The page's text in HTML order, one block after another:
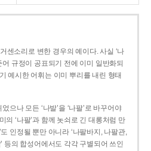
센소리로 변한 경우의 예이다. 사실 ‘나
어 규정이 공표되기 전에 이미 일반화되
예시한 어휘는 이미 뿌리를 내린 형태
으나 모든 ‘나발’을 ‘나팔’로 바꾸어야
의 ‘나팔’과 함께 놋쇠로 긴 대롱처럼 만
인정될 뿐만 아니라 ‘나팔바지, 나팔관,
등의 합성어에서도 각각 구별되어 쓰인